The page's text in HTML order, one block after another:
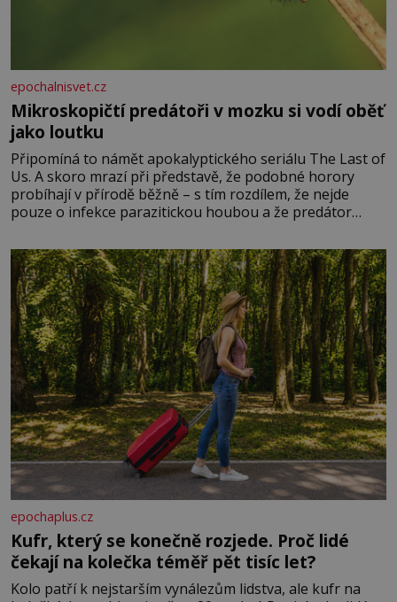
epochalnisvet.cz
Mikroskopičtí predátoři v mozku si vodí oběť
jako loutku
Připomíná to námět apokalyptického seriálu The Last of
Us. A skoro mrazí při představě, že podobné horory
probíhají v přírodě běžně – s tím rozdílem, že nejde
pouze o infekce parazitickou houbou a že predátor
živočichy, než je člověk. Najít skutečné zombie není nic
nemožného ani v naší přírodě.
epochaplus.cz
Kufr, který se konečně rozjede. Proč lidé
čekají na kolečka téměř pět tisíc let?
Kolo patří k nejstarším vynálezům lidstva, ale kufr na